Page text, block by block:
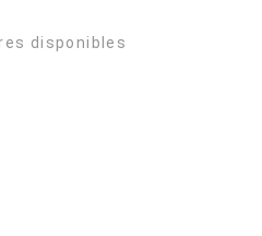
disponibles